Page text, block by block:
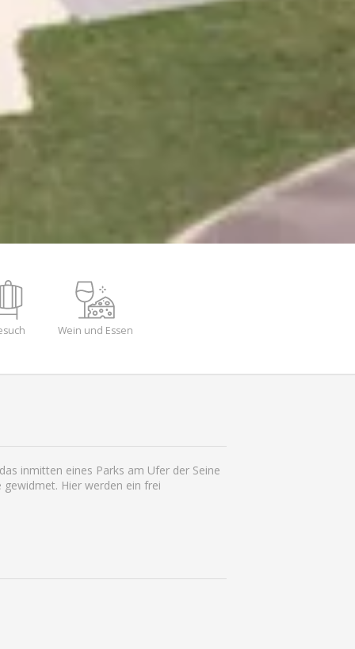
Wein und Essen
inmitten eines Parks am Ufer der Seine
Hier werden ein frei